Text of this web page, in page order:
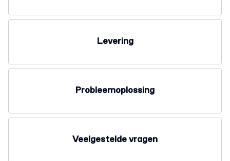
Levering
Probleemoplossing
Veelgestelde vragen